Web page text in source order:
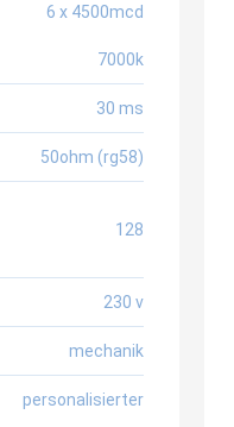
6 x 4500mcd
7000k
30 ms
50ohm (rg58)
128
230 v
mechanik
personalisierter